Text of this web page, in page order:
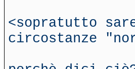
<sopratutto
circostanze